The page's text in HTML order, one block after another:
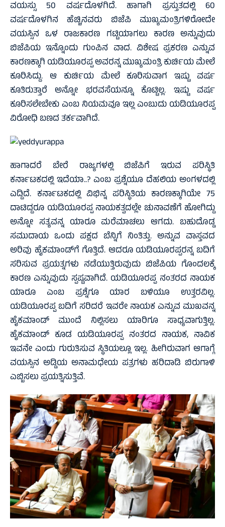
ವಯಸ್ಸು 50 ವರ್ಷದೊಳಗಿದೆ. ಹಾಗಾಗಿ ಪ್ರಸ್ತುತದಲ್ಲಿ 60
ವರ್ಷದೊಳಗಿನ ಹೆಚ್ಚಿನವರು ಬಿಜೆಪಿ ಮುಖ್ಯಮಂತ್ರಿಗಳಿರೋದೇ
ವಯಸ್ಸಿನ ಒಳ ರಾಜಕಾರಣ ಗಟ್ಟಿಯಾಗಲು ಕಾರಣ ಅನ್ನುವುದು
ಬಿಜೆಪಿಯ ಇನ್ನೊಂದು ಗುಂಪಿನ ವಾದ. ವಿಶೇಷ ಪ್ರಕರಣ ಎನ್ನುವ
ಕಾರಣಕ್ಕಾಗಿ ಯಡಿಯೂರಪ್ಪ ಅವರನ್ನ ಮುಖ್ಯಮಂತ್ರಿ ಕುರ್ಚಿಯ ಮೇಲೆ
ಕೂರಿಸಿದ್ದು. ಆ ಕುರ್ಚಿಯ ಮೇಲೆ ಕೂರಿಸುವಾಗ ಇಷ್ಟು ವರ್ಷ
ಕೂತಿರುತ್ತಾರೆ ಅನ್ನೋ ಭರವಸೆಯನ್ನೂ ಕೊಟ್ಟಿಲ್ಲ. ಇಷ್ಟು ವರ್ಷ
ಕೂರಿಸಲೇಬೇಕು ಎಂಬ ನಿಯಮವೂ ಇಲ್ಲ ಎಂಬುದು ಯಡಿಯೂರಪ್ಪ
ವಿರೋಧಿ ಬಣದ ತರ್ಕವಾಗಿದೆ.
ಹಾಗಾದರೆ ಬೇರೆ ರಾಜ್ಯಗಳಲ್ಲಿ ಬಿಜೆಪಿಗೆ ಇರುವ ಪರಿಸ್ಥಿತಿ
ಕರ್ನಾಟಕದಲ್ಲಿ ಇದೆಯಾ..? ಎಂಬ ಪ್ರಶ್ನೆಯೂ ದೆಹಲಿಯ ಅಂಗಳದಲ್ಲಿ
ಎದ್ದಿದೆ. ಕರ್ನಾಟಕದಲ್ಲಿ ವಿಭಿನ್ನ ಪರಿಸ್ಥಿತಿಯ ಕಾರಣಕ್ಕಾಗಿಯೇ 75
ದಾಟಿದ್ದರೂ ಯಡಿಯೂರಪ್ಪ ನಾಯಕತ್ವದಲ್ಲೇ ಚುನಾವಣೆಗೆ ಹೋಗಿದ್ದು
ಅನ್ನೋ ಸತ್ಯವನ್ನ ಯಾರೂ ಮರೆಮಾಚಲು ಆಗದು. ಬಹುದೊಡ್ಡ
ಸಮುದಾಯ ಒಂದು ಪಕ್ಷದ ಬೆನ್ನಿಗೆ ನಿಂತಿತ್ತು. ಅನ್ನುವ ವಾಸ್ತವದ
ಅರಿವು ಹೈಕಮಾಂಡ್‍ಗೆ ಗೊತ್ತಿದೆ. ಆದರೂ ಯಡಿಯೂರಪ್ಪರನ್ನ ಬದಿಗೆ
ಸರಿಸುವ ಪ್ರಯತ್ನಗಳು ನಡೆಯುತ್ತಿರುವುದು ಬಿಜೆಪಿಯ ಗೊಂದಲಕ್ಕೆ
ಕಾರಣ ಎನ್ನುವುದು ಸ್ಪಷ್ಟವಾಗಿದೆ. ಯಡಿಯೂರಪ್ಪ ನಂತರದ ನಾಯಕ
ಯಾರೂ ಎಂಬ ಪ್ರಶ್ನೆಗೂ ಯಾರ ಬಳಿಯೂ ಉತ್ತರವಿಲ್ಲ.
ಯಡಿಯೂರಪ್ಪ ಬದಿಗೆ ಸರಿದರೆ ಇವರೇ ನಾಯಕ ಎನ್ನುವ ಮುಖವನ್ನ
ಹೈಕಮಾಂಡ್ ಮುಂದೆ ನಿಲ್ಲಿಸಲು ಯಾರಿಗೂ ಸಾಧ್ಯವಾಗುತ್ತಿಲ್ಲ.
ಹೈಕಮಾಂಡ್ ಕೂಡ ಯಡಿಯೂರಪ್ಪ ನಂತರದ ನಾಯಕ, ನಾವಿಕ
ಇವನೇ ಎಂದು ಗುರುತಿಸುವ ಸ್ಥಿತಿಯಲ್ಲೂ ಇಲ್ಲ. ಹೀಗಿರುವಾಗ ಆಗಾಗ್ಗೆ
ವಯಸ್ಸಿನ ಅಡ್ಡಿಯ ಅನಾಮಧೇಯ ಪತ್ರಗಳು ಹರಿದಾಡಿ ಬಿರುಗಾಳಿ
ಎಬ್ಬಿಸಲು ಪ್ರಯತ್ನಿಸುತ್ತಿವೆ.